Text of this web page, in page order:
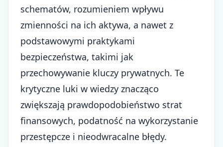
schematów, rozumieniem wpływu
zmienności na ich aktywa, a nawet z
podstawowymi praktykami
bezpieczeństwa, takimi jak
przechowywanie kluczy prywatnych. Te
krytyczne luki w wiedzy znacząco
zwiększają prawdopodobieństwo strat
finansowych, podatność na wykorzystanie
przestępcze i nieodwracalne błędy.